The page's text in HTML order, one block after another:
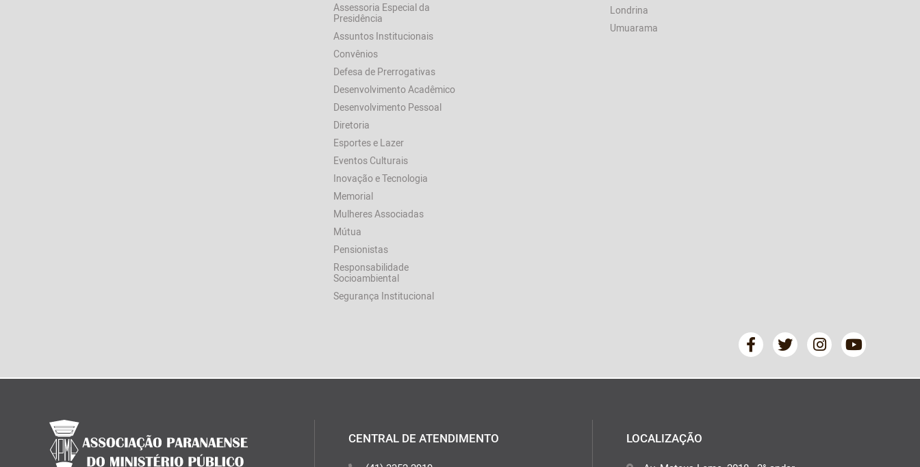
Assessoria Especial da
Presidência
Assuntos Institucionais
Convênios
Defesa de Prerrogativas
Desenvolvimento Acadêmico
Desenvolvimento Pessoal
Diretoria
Esportes e Lazer
Eventos Culturais
Inovação e Tecnologia
Memorial
Mulheres Associadas
Mútua
Pensionistas
Responsabilidade
Socioambiental
Segurança Institucional
Londrina
Umuarama
CENTRAL DE ATENDIMENTO LOCALIZAÇÃO